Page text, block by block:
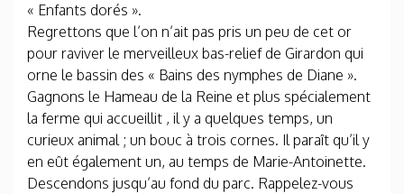
« Enfants dorés ».
Regrettons que l’on n’ait pas pris un peu de cet or
pour raviver le merveilleux bas-relief de Girardon qui
orne le bassin des « Bains des nymphes de Diane ».
Gagnons le Hameau de la Reine et plus spécialement
la ferme qui accueillit , il y a quelques temps, un
curieux animal ; un bouc à trois cornes. Il paraît qu’il y
en eût également un, au temps de Marie-Antoinette.
Descendons jusqu’au fond du parc. Rappelez-vous